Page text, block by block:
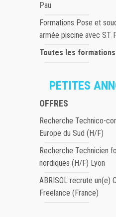
Pau
Formations Pose et
armée piscine avec ST
Toutes les formations
PETITES
OFFRES
Recherche Technico-
Europe du Sud (H/F)
Recherche Technicien
nordiques (H/F) Lyon
ABRISOL recrute un(e)
Freelance (France)